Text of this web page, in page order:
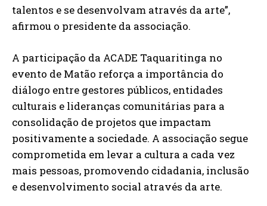
talentos e se desenvolvam através da arte”,
afirmou o presidente da associação.
A participação da ACADE Taquaritinga no
evento de Matão reforça a importância do
diálogo entre gestores públicos, entidades
culturais e lideranças comunitárias para a
consolidação de projetos que impactam
positivamente a sociedade. A associação segue
comprometida em levar a cultura a cada vez
mais pessoas, promovendo cidadania, inclusão
e desenvolvimento social através da arte.